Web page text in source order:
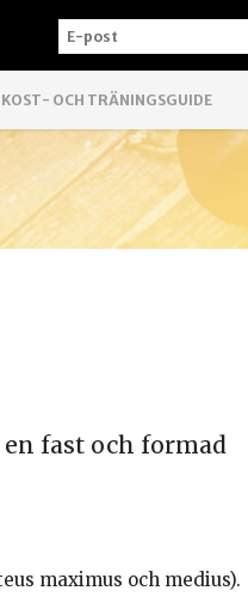
E-
KOST- OCH TRÄNINGSGUIDE
fast och formad
maximus och medius).